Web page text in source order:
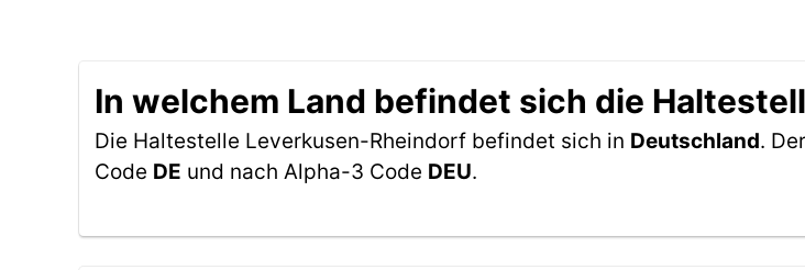
In welchem Land befindet sich die
Die Haltestelle Leverkusen-Rheindorf befindet sich in Deutschland.
Code DE und nach Alpha-3 Code DEU.